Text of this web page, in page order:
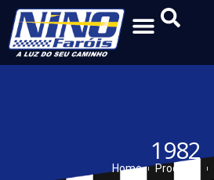
1982
Home Produtos